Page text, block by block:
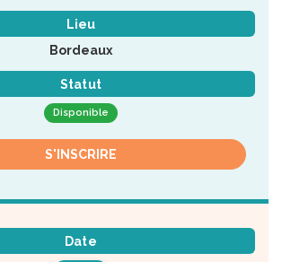
Lieu
Bordeaux
Statut
Disponible
S'INSCRIRE
Date